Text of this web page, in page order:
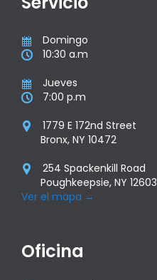
 Domingo
 10:30 a.m
 Jueves
 7:00 p.m

1779 E 172nd Street
Bronx, NY 10472

254 Spackenkill Road
Poughkeepsie, NY 12603
Ver el mapa →
Oficina